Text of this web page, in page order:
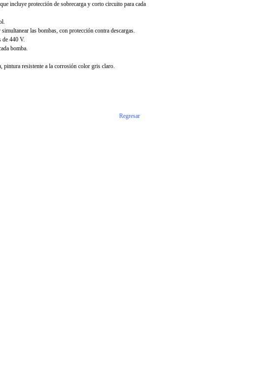
incluye protección de sobrecarga y corto circuito para cada
las bombas, con protección contra descargas.
de 440 V.
bomba.
pintura resistente a la corrosión color gris claro.
Regresar